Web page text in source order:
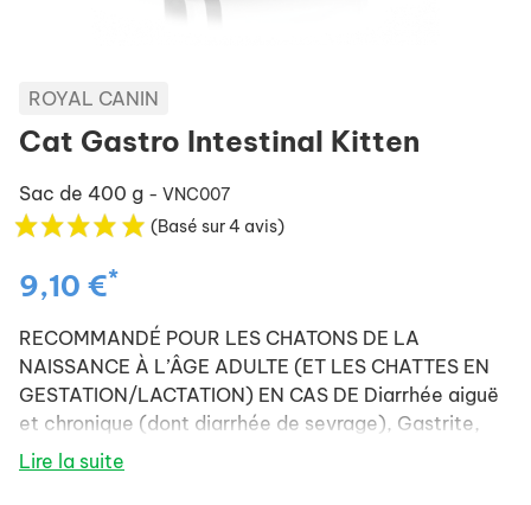
ROYAL CANIN
Cat Gastro Intestinal Kitten
Sac de 400 g - VNC007
(Basé sur 4 avis)
9,10 €*
RECOMMANDÉ POUR LES CHATONS DE LA
NAISSANCE À L’ÂGE ADULTE (ET LES CHATTES EN
GESTATION/LACTATION) EN CAS DE Diarrhée aiguë
et chronique (dont diarrhée de sevrage), Gastrite,
Maladie Inflammatoire Chronique Intestinale (MICI),
Lire la suite